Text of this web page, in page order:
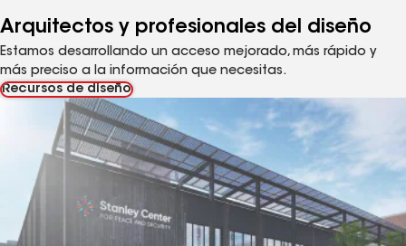
Arquitectos y profesionales del diseño
Estamos desarrollando un acceso mejorado, más rápido y
más preciso a la información que necesitas.
Recursos de diseño